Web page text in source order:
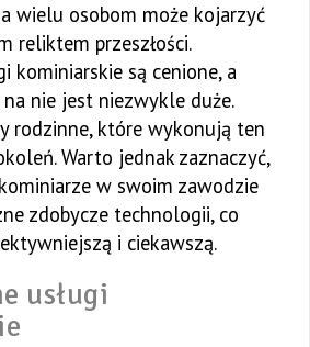
wielu osobom może kojarzyć
reliktem przeszłości.
kominiarskie są cenione, a
nie jest niezwykle duże.
rodzinne, które wykonują ten
Warto jednak zaznaczyć,
w swoim zawodzie
zdobycze technologii, co
i ciekawszą.
usługi